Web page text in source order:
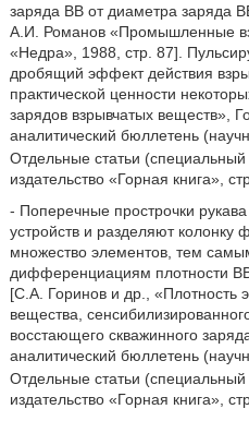
заряда ВВ от диаметра заряда
А.И. Романов «Промышленные
«Недра», 1988, стр. 87].
дробящий эффект действия
практической ценности
зарядов взрывчатых веществ»,
аналитический бюллетень
Отдельные статьи
издательство «Горная книга»,
- Поперечные прострочки
устройств и разделяют колонку
множество элементов, тем
дифференциациям плотности
[С.А. Горинов и др., «Плотность
вещества,
восстающего скважинного
аналитический бюллетень
Отдельные статьи
издательство «Горная книга»,